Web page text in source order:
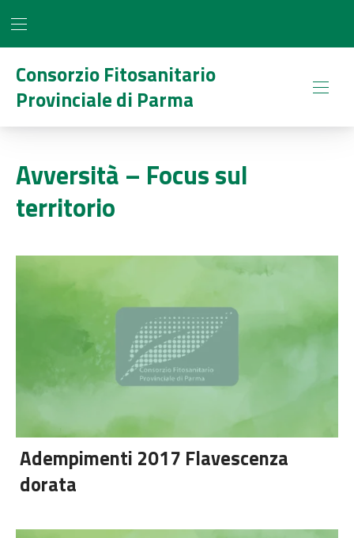
BAR NAVIGATION
Consorzio Fitosanitario
Provinciale di Parma
Avversità – Focus sul
territorio
Adempimenti 2017 Flavescenza
dorata